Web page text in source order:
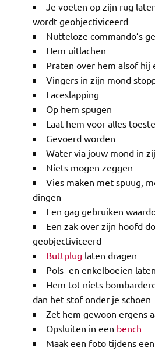
Je voeten op zijn rug
wordt geobjectiviceerd
Nutteloze commando’s
Hem uitlachen
Praten over hem alsof hij
Vingers in zijn mond
Faceslapping
Op hem spugen
Laat hem voor alles
Gevoerd worden
Water via jouw mond in
Niets mogen zeggen
Vies maken met spuug,
dingen
Een gag gebruiken
Een zak over zijn hoofd
geobjectiviceerd
Buttplug laten dragen
Pols- en enkelboeien
Hem tot niets
dan het stof onder je schoen
Zet hem gewoon ergens
Opsluiten in een bench
Maak een foto tijdens